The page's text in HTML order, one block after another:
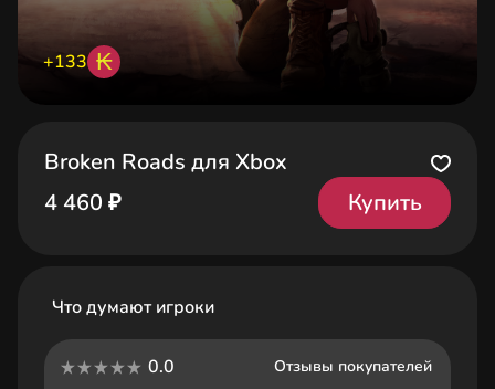
+133 ₭
Broken Roads для Xbox
4 460 ₽
Купить
Что думают игроки
0.0
Отзывы покупателей